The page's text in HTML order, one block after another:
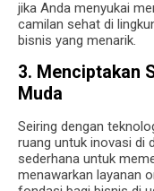
jika Anda menyukai
camilan sehat di
bisnis yang menarik.
3. Menciptakan
Muda
Seiring dengan
ruang untuk inovasi di
sederhana untuk
menawarkan layanan